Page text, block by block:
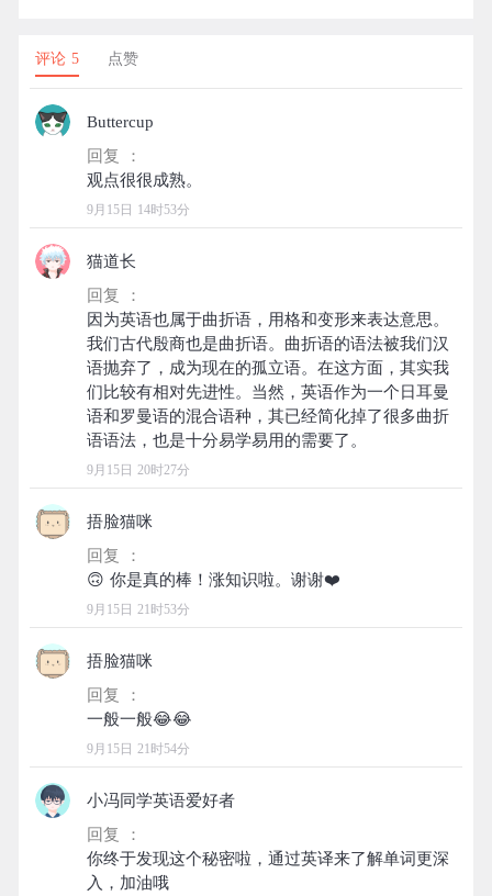
评论 5 点赞
Buttercup
回复 ：
9月15日 14时53分
猫道长
回复 ：
因为英语也属于曲折语，用格和变形来表达意思。
我们古代殷商也是曲折语。曲折语的语法被我们汉
语抛弃了，成为现在的孤立语。在这方面，其实我
们比较有相对先进性。当然，英语作为一个日耳曼
语和罗曼语的混合语种，其已经简化掉了很多曲折
9月15日 20时27分
捂脸猫咪
回复 ：
9月15日 21时53分
捂脸猫咪
回复 ：
9月15日 21时54分
小冯同学英语爱好者
回复 ：
你终于发现这个秘密啦，通过英译来了解单词更深